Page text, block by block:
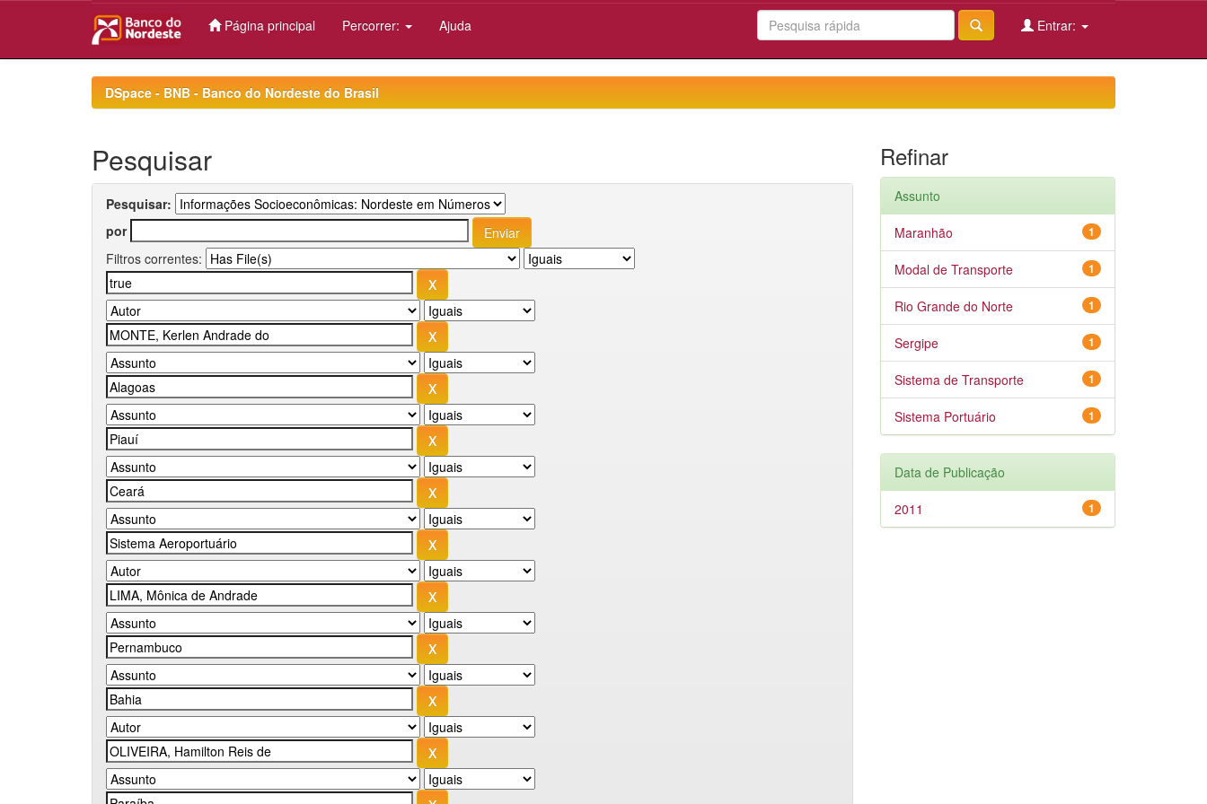
Página principal Percorrer: Ajuda Entrar:
DSpace - BNB - Banco do Nordeste do Brasil
Pesquisar
Pesquisar:
por
Filtros correntes:
Refinar
Assunto
1
Maranhão
1
Modal de Transporte
1
Rio Grande do Norte
1
Sergipe
1
Sistema de Transporte
1
Sistema Portuário
Data de Publicação
1
2011